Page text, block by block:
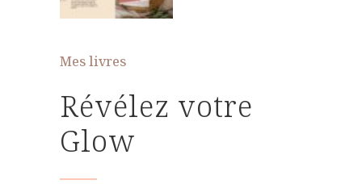
Mes livres
Révélez votre
Glow